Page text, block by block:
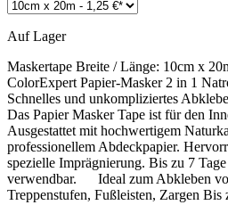
Auf Lager
Maskertape Breite / Länge: 10cm x
ColorExpert Papier-Masker 2 in 1
Schnelles und unkompliziertes
Das Papier Masker Tape ist für den
Ausgestattet mit hochwertigem
professionellem Abdeckpapier.
spezielle Imprägnierung. Bis zu 7
verwendbar. Ideal zum Abkleben
Treppenstufen, Fußleisten, Zargen Bis